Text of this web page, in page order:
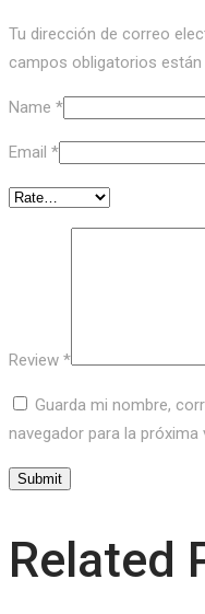
Tu dirección de correo
campos obligatorios
Name *
Email *
Review *
Guarda mi nombre,
navegador para la próxima
Related